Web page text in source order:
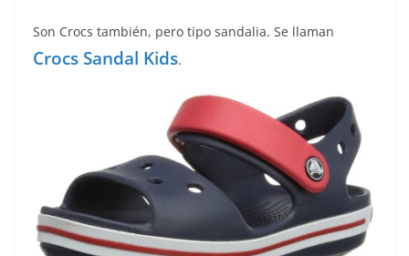
Son Crocs también, pero tipo sandalia. Se llaman
Crocs Sandal Kids.